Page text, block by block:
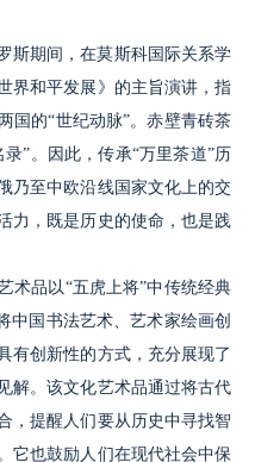
斯期间，在莫斯科国际关系学
界和平发展》的主旨演讲，指
国的“世纪动脉”。赤壁青砖茶
”。因此，传承“万里茶道”历
乃至中欧沿线国家文化上的交
力，既是历史的使命，也是践
术品以“五虎上将”中传统经典
中国书法艺术、艺术家绘画创
有创新性的方式，充分展现了
解。该文化艺术品通过将古代
，提醒人们要从历史中寻找智
它也鼓励人们在现代社会中保